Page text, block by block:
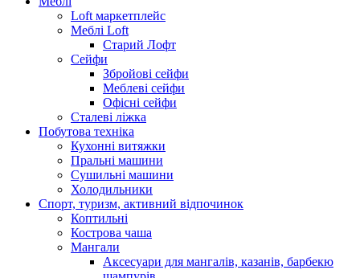
Loft маркетплейс
Меблі Loft
Старий Лофт
Сейфи
Збройові сейфи
Меблеві сейфи
Офісні сейфи
Сталеві ліжка
Побутова техніка
Кухонні витяжки
Пральні машини
Сушильні машини
Холодильники
Спорт, туризм, активний відпочинок
Коптильні
Кострова чаша
Мангали
Аксесуари для мангалів, казанів, барбекю